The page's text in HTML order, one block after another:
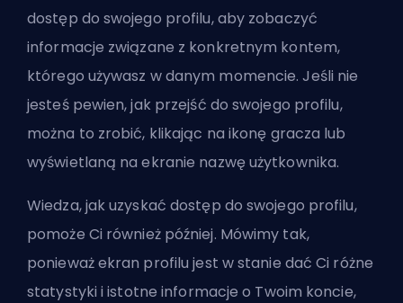
dostęp do swojego profilu, aby zobaczyć
informacje związane z konkretnym kontem,
którego używasz w danym momencie. Jeśli nie
jesteś pewien, jak przejść do swojego profilu,
można to zrobić, klikając na ikonę gracza lub
wyświetlaną na ekranie nazwę użytkownika.
Wiedza, jak uzyskać dostęp do swojego profilu,
pomoże Ci również później. Mówimy tak,
ponieważ ekran profilu jest w stanie dać Ci różne
statystyki i istotne informacje o Twoim koncie,